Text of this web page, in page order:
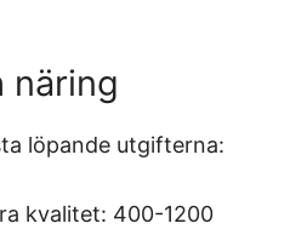
näring
löpande utgifterna:
kvalitet: 400-1200